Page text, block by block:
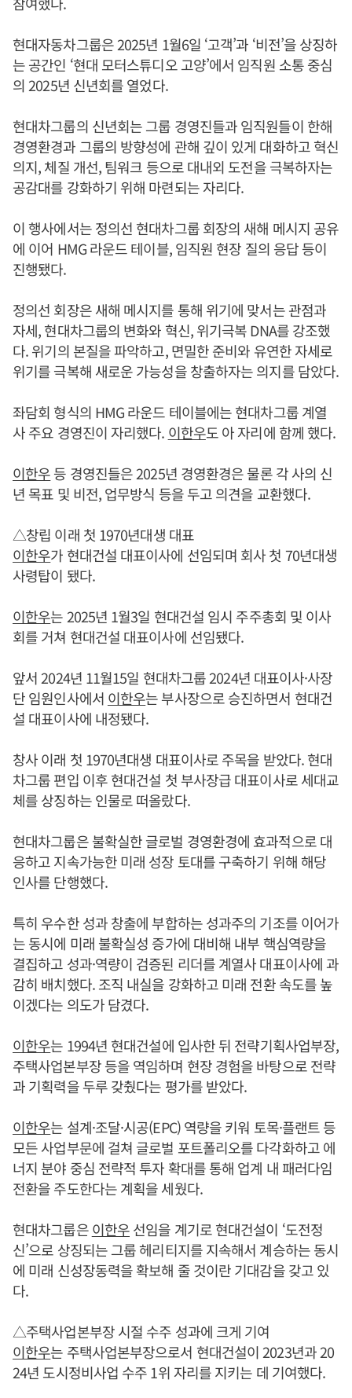
현대자동차그룹은 2025년 1월6일 ‘고객’과 ‘비전’을 상징하
는 공간인 ‘현대 모터스튜디오 고양’에서 임직원 소통 중심
의 2025년 신년회를 열었다.
현대차그룹의 신년회는 그룹 경영진들과 임직원들이 한해
경영환경과 그룹의 방향성에 관해 깊이 있게 대화하고 혁신
의지, 체질 개선, 팀워크 등으로 대내외 도전을 극복하자는
공감대를 강화하기 위해 마련되는 자리다.
이 행사에서는 정의선 현대차그룹 회장의 새해 메시지 공유
에 이어 HMG 라운드 테이블, 임직원 현장 질의 응답 등이
진행됐다.
정의선 회장은 새해 메시지를 통해 위기에 맞서는 관점과
자세, 현대차그룹의 변화와 혁신, 위기극복 DNA를 강조했
다. 위기의 본질을 파악하고, 면밀한 준비와 유연한 자세로
위기를 극복해 새로운 가능성을 창출하자는 의지를 담았다.
좌담회 형식의 HMG 라운드 테이블에는 현대차그룹 계열
사 주요 경영진이 자리했다. 이한우도 아 자리에 함께 했다.
이한우등 경영진들은 2025년 경영환경은 물론 각 사의 신
년 목표 및 비전, 업무방식 등을 두고 의견을 교환했다.
△창립 이래 첫 1970년대생 대표
이한우가 현대건설 대표이사에 선임되며 회사 첫 70년대생
사령탑이 됐다.
이한우는 2025년 1월3일 현대건설 임시 주주총회 및 이사
회를 거쳐 현대건설 대표이사에 선임됐다.
앞서 2024년 11월15일 현대차그룹 2024년 대표이사·사장
단 임원인사에서 이한우는 부사장으로 승진하면서 현대건
설 대표이사에 내정됐다.
창사 이래 첫 1970년대생 대표이사로 주목을 받았다. 현대
차그룹 편입 이후 현대건설 첫 부사장급 대표이사로 세대교
체를 상징하는 인물로 떠올랐다.
현대차그룹은 불확실한 글로벌 경영환경에 효과적으로 대
응하고 지속가능한 미래 성장 토대를 구축하기 위해 해당
인사를 단행했다.
특히 우수한 성과 창출에 부합하는 성과주의 기조를 이어가
는 동시에 미래 불확실성 증가에 대비해 내부 핵심역량을
결집하고 성과·역량이 검증된 리더를 계열사 대표이사에 과
감히 배치했다. 조직 내실을 강화하고 미래 전환 속도를 높
이겠다는 의도가 담겼다.
이한우는 1994년 현대건설에 입사한 뒤 전략기획사업부장,
주택사업본부장 등을 역임하며 현장 경험을 바탕으로 전략
과 기획력을 두루 갖췄다는 평가를 받았다.
이한우는 설계·조달·시공(EPC) 역량을 키워 토목·플랜트 등
모든 사업부문에 걸쳐 글로벌 포트폴리오를 다각화하고 에
너지 분야 중심 전략적 투자 확대를 통해 업계 내 패러다임
전환을 주도한다는 계획을 세웠다.
현대차그룹은이한우선임을 계기로 현대건설이 ‘도전정
신’으로 상징되는 그룹 헤리티지를 지속해서 계승하는 동시
에 미래 신성장동력을 확보해 줄 것이란 기대감을 갖고 있
다.
△주택사업본부장 시절 수주 성과에 크게 기여
이한우는 주택사업본부장으로서 현대건설이 2023년과 20
24년 도시정비사업 수주 1위 자리를 지키는 데 기여했다.